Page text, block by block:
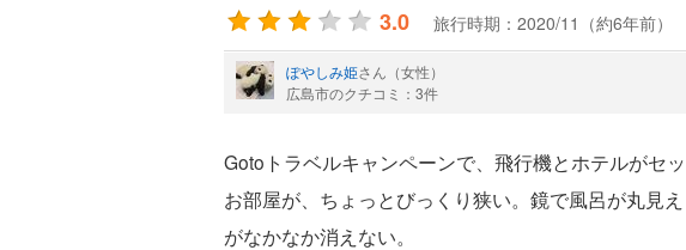
3.0 旅行時期：2020/11（約6年前）
ぽやしみ姫さん（女性）
広島市のクチコミ：3件
Gotoトラベルキャンペーンで、飛行機とホテルがセ
お部屋が、ちょっとびっくり狭い。鏡で風呂が丸見
がなかなか消えない。